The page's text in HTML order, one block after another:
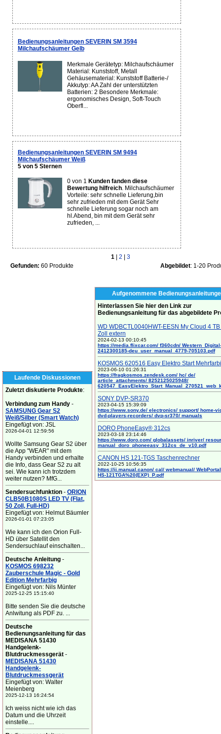
Bedienungsanleitungen SEVERIN SM 3594
Milchaufschäumer Gelb
Merkmale Gerätetyp: Milchaufschäumer
Material: Kunststoff, Metall
Gehäusematerial: Kunststoff Batterie-/
Akkutyp: AA Zahl der unterstützten
Batterien: 2 Besondere Merkmale:
ergonomisches Design, Soft-Touch
Oberfl...
Bedienungsanleitungen SEVERIN SM 9494
Milchaufschäumer Weiß
5 von 5 Sternen
0 von 1 Kunden fanden diese
Bewertung hilfreich. Milchaufschäumer
Vorteile: sehr schnelle Lieferung,bin
sehr zufrieden mit dem Gerät Sehr
schnelle Lieferung sogar noch am
hl.Abend, bin mit dem Gerät sehr
zufrieden, ...
1 2
3
Gefunden: 60 Produkte Abgebildet: 1-20
Laufende Diskussionen
Zuletzt diskutierte Produkte:
Verbindung zum Handy -
SAMSUNG Gear S2
Weiß/Silber (Smart Watch)
Eingefügt von: JSL
2026-04-01 12:59:56
Wollte Samsung Gear S2 über
die App "WEAR" mit dem
Handy verbinden und erhalte
die Info, dass Gear S2 zu alt
sei. Wie kann ich trotzdem
weiter nutzen? MfG...
Sendersuchfunktion - ORION
CLB50B1080S LED TV (Flat,
50 Zoll, Full-HD)
Eingefügt von: Helmut Bäumler
2026-01-01 07:23:05
Wie kann ich den Orion Full-
HD über Satellit den
Sendersuchlauf einschalten...
Deutsche Anleitung -
KOSMOS 698232
Zauberschule Magic - Gold
Edition Mehrfarbig
Eingefügt von: Nils Münter
2025-12-25 15:15:40
Bitte senden Sie die deutsche
Anlwitung als PDF zu. ...
Deutsche
Bedienungsanleitung für das
MEDISANA 51430
Handgelenk-
Blutdruckmessgerät -
MEDISANA 51430
Handgelenk-
Blutdruckmessgerät
Eingefügt von: Walter
Meienberg
2025-12-13 16:24:54
Ich weiss nicht wie ich das
Datum und die Uhrzeit
einstelle....
Aufgenommene
Hinterlassen Sie hier den Link zur
Bedienungsanleitung für das abgebildete
WD WDBCTL0040HWT-EESN My Cloud 4
Zoll extern
2024-02-13 00:10:45
https://media.flixcar.com/ f360cdn/ Western_Digital-
2412300185-deu_user_manual_4779-705103.pdf
KOSMOS 620516 Easy Elektro Start
2023-06-10 01:26:31
https://fragkosmos.zendesk.com/ hc/ de/
article_attachments/ 8252125025948/
SONY DVP-SR370
2023-04-15 15:39:09
https://www.sony.de/ electronics/ support/ home-
dvd-players-recorders/ dvp-sr370/ manuals
DORO PhoneEasy® 312cs
2023-03-18 23:14:46
https://www.doro.com/ globalassets/ inriver/
manual_doro_phoneeasy_312cs_de_v10.pdf
CANON HS 121-TGS Taschenrechner
2022-10-25 10:56:35
https://ij.manual.canon/ cal/ webmanual/
HS-121TGA%20(EXP)_P.pdf